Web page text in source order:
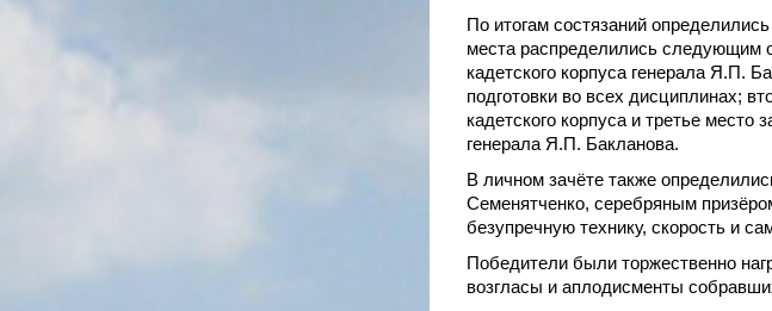
По итогам состязаний
места распределились следующим
кадетского корпуса генерала Я.П.
подготовки во всех дисциплинах;
кадетского корпуса и третье место
генерала Я.П. Бакланова.
В личном зачёте также
Семенятченко, серебряным
безупречную технику, скорость и
Победители были торжественно
возгласы и аплодисменты